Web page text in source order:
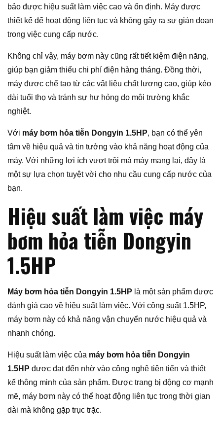
bảo được hiệu suất làm việc cao và ổn định. Máy được
thiết kế để hoạt động liên tục và không gây ra sự gián đoạn
trong việc cung cấp nước.
Không chỉ vậy, máy bơm này cũng rất tiết kiệm điện năng,
giúp bạn giảm thiểu chi phí điện hàng tháng. Đồng thời,
máy được chế tạo từ các vật liệu chất lượng cao, giúp kéo
dài tuổi thọ và tránh sự hư hỏng do môi trường khắc
nghiệt.
Với máy bơm hỏa tiễn Dongyin 1.5HP, bạn có thể yên
tâm về hiệu quả và tin tưởng vào khả năng hoạt động của
máy. Với những lợi ích vượt trội mà máy mang lại, đây là
một sự lựa chọn tuyệt vời cho nhu cầu cung cấp nước của
bạn.
Hiệu suất làm việc máy
bơm hỏa tiễn Dongyin
1.5HP
Máy bơm hỏa tiễn Dongyin 1.5HP là một sản phẩm được
đánh giá cao về hiệu suất làm việc. Với công suất 1.5HP,
máy bơm này có khả năng vận chuyển nước hiệu quả và
nhanh chóng.
Hiệu suất làm việc của máy bơm hỏa tiễn Dongyin
1.5HP được đạt đến nhờ vào công nghệ tiên tiến và thiết
kế thông minh của sản phẩm. Được trang bị động cơ mạnh
mẽ, máy bơm này có thể hoạt động liên tục trong thời gian
dài mà không gặp trục trặc.